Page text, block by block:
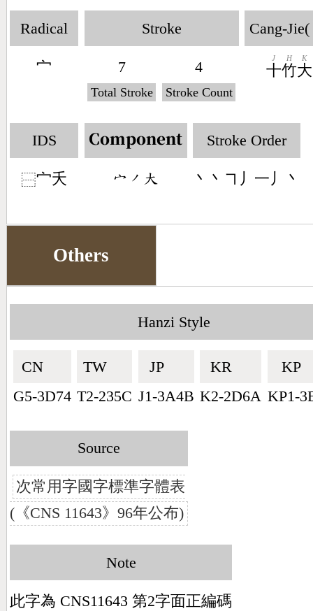
Radical
宀
Stroke
7
Total Stroke
4
Stroke Count
Cang-Jie(
十
J
竹
H
大
K
IDS
⿱宀夭
Component
󶂊󶀄󶁨
Stroke Order
丶丶㇕丿一丿丶
Others
Hanzi Style
CN🇨🇳
G5-3D74
TW🇹🇼
T2-235C
JP🇯🇵
J1-3A4B
KR🇰🇷
K2-2D6A KP1-
Source
次常用字國字標準字體表
(《CNS 11643》96年公布)
Note
此字為 CNS11643 第2字面正編碼